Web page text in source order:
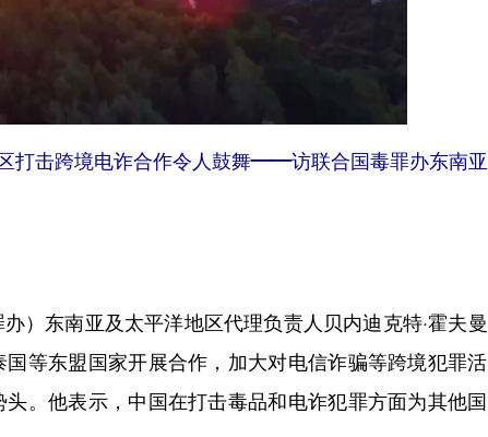
打击跨境电诈合作令人鼓舞——访联合国毒罪办东南
东南亚及太平洋地区代理负责人贝内迪克特·霍夫
等东盟国家开展合作，加大对电信诈骗等跨境犯罪
。他表示，中国在打击毒品和电诈犯罪方面为其他